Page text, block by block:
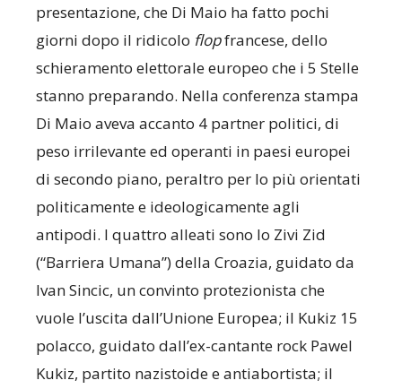
presentazione, che Di Maio ha fatto pochi
giorni dopo il ridicolo flopfrancese, dello
schieramento elettorale europeo che i 5 Stelle
stanno preparando. Nella conferenza stampa
Di Maio aveva accanto 4 partner politici, di
peso irrilevante ed operanti in paesi europei
di secondo piano, peraltro per lo più orientati
politicamente e ideologicamente agli
antipodi. I quattro alleati sono lo Zivi Zid
(“Barriera Umana”) della Croazia, guidato da
Ivan Sincic, un convinto protezionista che
vuole l’uscita dall’Unione Europea; il Kukiz 15
polacco, guidato dall’ex-cantante rock Pawel
Kukiz, partito nazistoide e antiabortista; il